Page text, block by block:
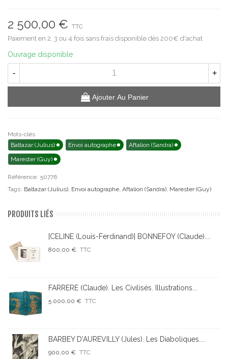
2 500,00 € TTC
Paiement en 2, 3 ou 4 fois sans frais disponible dès 200€ d'achat
Ouvrage disponible
- +
Ajouter Au Panier
Mots-clés
Baltazar (Julius)
Envoi autographe
Aftalion (Sandra)
Marester (Guy)
Référence: 50776
Tags: Baltazar (Julius) Envoi autographe Aftalion (Sandra) Marester (Guy)
PRODUITS LIÉS
[CELINE (Louis-Ferdinand)] BONNEFOY (Claude)....
800,00 € TTC
FARRERE (Claude). Les Civilisés. Illustrations...
5 000,00 € TTC
BARBEY D'AUREVILLY (Jules). Les Diaboliques....
900,00 € TTC